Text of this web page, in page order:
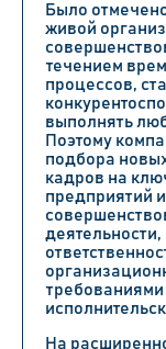
Было
живой
течением
процессов,
выполнять
Поэтому
подбора
кадров на
предприятий
требованиями
На